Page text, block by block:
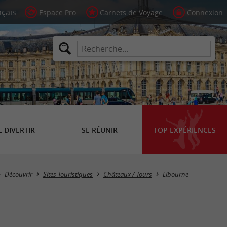
Espace Pro Carnets de Voyage Connexion
DIVERTIR SE RÉUNIR TOP EXPÉRIENCES
Masquer la carte
Découvrir Sites Touristiques Châteaux / Tours Libourne